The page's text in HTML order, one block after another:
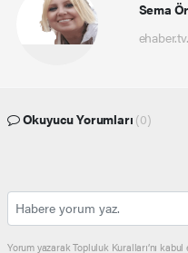
Sema
Okuyucu Yorumları (0)
Yorum yazarak Topluluk Kuralları’nı